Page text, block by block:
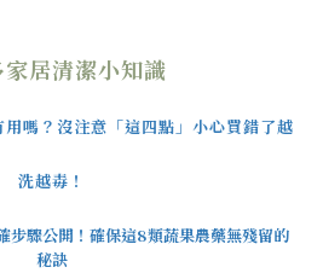
居清潔小知識
嗎？沒注意「這四點」小心買錯了越
洗越毒！
步驟公開！確保這8類蔬果農藥無殘留的
秘訣